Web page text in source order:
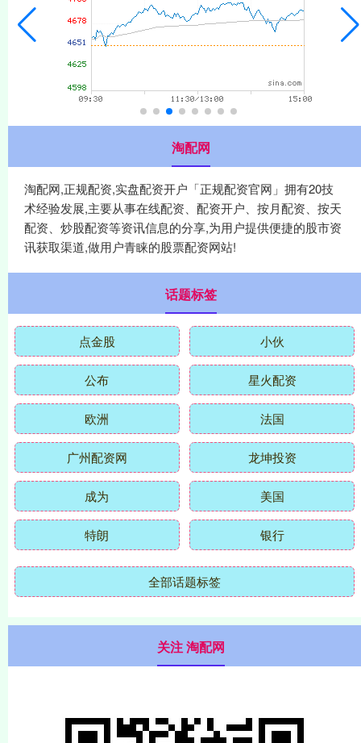
淘配网
淘配网,正规配资,实盘配资开户「正规配资官网」拥有20技
术经验发展,主要从事在线配资、配资开户、按月配资、按天
配资、炒股配资等资讯信息的分享,为用户提供便捷的股市资
讯获取渠道,做用户青睐的股票配资网站!
话题标签
点金股 小伙
公布 星火配资
欧洲 法国
广州配资网 龙坤投资
成为 美国
特朗 银行
全部话题标签
关注 淘配网